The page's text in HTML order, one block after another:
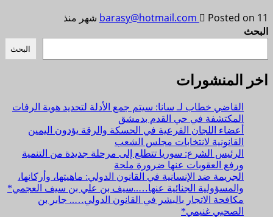
barasy@hotmail.com Posted on 11 شهر منذ
البحث
البحث
اخر المنشورات
القاضي خطاب لـ سانا: سيتم جمع الأدلة لتحديد هوية الرفات
المكتشفة في حي القدم بدمشق
أعضاء اللجان الفرعية في الحسكة والرقة يؤدون اليمين
القانونية لانتخابات مجلس الشعب
الرئيس الشرع: سوريا تتطلع إلى مرحلة جديدة من التنمية
ورفع العقوبات عنها ضرورة ملحة
الجريمة ضد الإنسانية في القانون الدولي: ماهيتها، وأركانها،
والمسؤولية الجنائية عنها…..سيف بن علي بن سيف العجمي*
مكافحة الاتجار بالبشر في القانون الدولي….. جابر بن
الصحبي غنيمي*